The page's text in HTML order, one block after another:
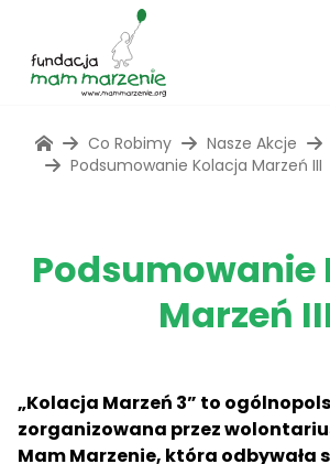
Co Robimy Nasze Akcje
Podsumowanie Kolacja Marzeń III
Podsumowanie
Marzeń
„Kolacja Marzeń 3” to
zorganizowana przez
Mam Marzenie, która odbywała